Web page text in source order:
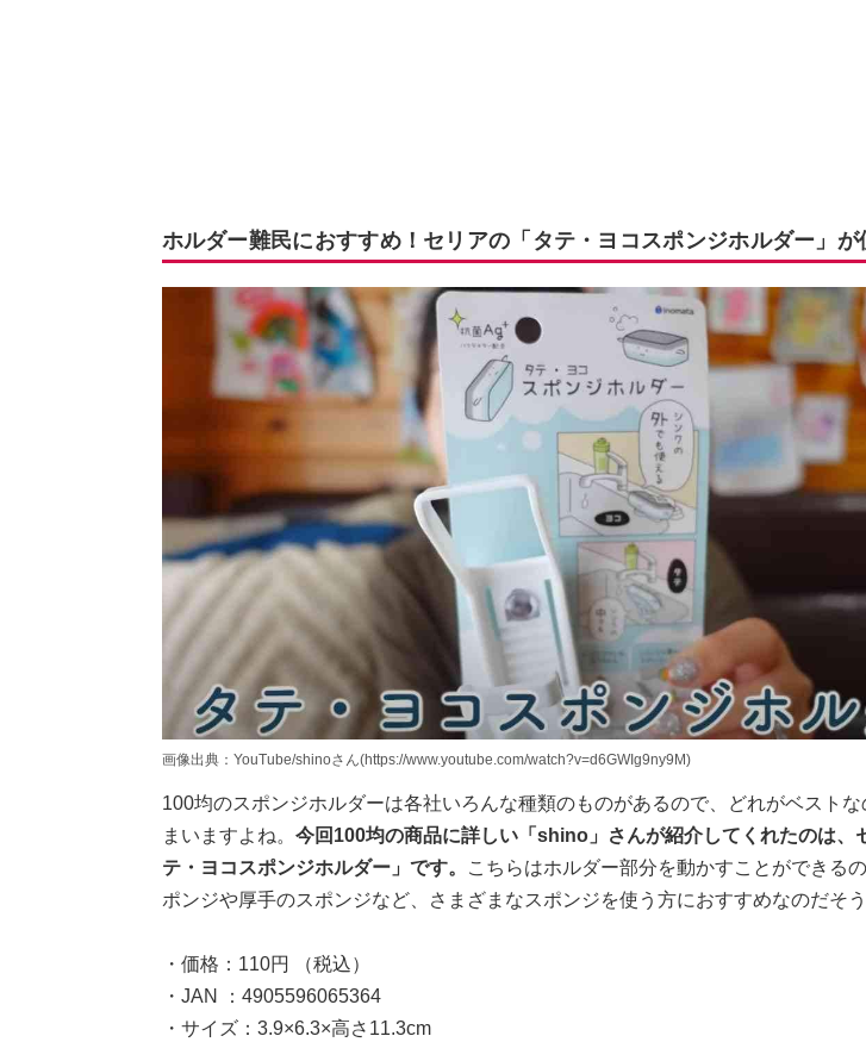
ホルダー難民におすすめ！セリアの「タテ・ヨコスポンジホルダー」が
画像出典：YouTube/shinoさん(https://www.youtube.com/watch?v=d6GWIg9ny9M)
100均のスポンジホルダーは各社いろんな種類のものがあるので、どれがベストな
まいますよね。 今回100均の商品に詳しい「shino」さんが紹介してくれたのは、
テ・ヨコスポンジホルダー」です。
こちらはホルダー部分を動かすことができる
ポンジや厚手のスポンジなど、さまざまなスポンジを使う方におすすめなのだそう
・価格：110円 （税込）
・JAN ：4905596065364
・サイズ：3.9×6.3×高さ11.3cm